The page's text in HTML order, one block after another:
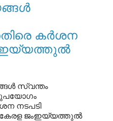
കര്‍ശന
സ്വന്തം
നടപടി
കേരള ജംഇയ്യത്തുല്‍